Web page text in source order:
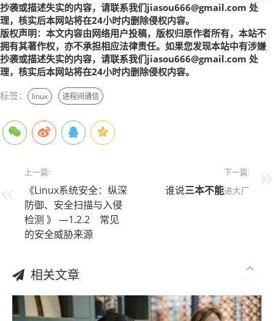
抄袭或描述失实的内容，请联系我们jiasou666@gmail.com 处
理，核实后本网站将在24小时内删除侵权内容。
版权声明：本文内容由网络用户投稿，版权归原作者所有，本站不
拥有其著作权，亦不承担相应法律责任。如果您发现本站中有涉嫌
抄袭或描述失实的内容，请联系我们jiasou666@gmail.com 处
理，核实后本网站将在24小时内删除侵权内容。
标签：
linux 进程间通信
上一篇:
《Linux系统安全：纵深
防御、安全扫描与入侵
检测 》 —1.2.2 常见
的安全威胁来源
下一篇:
谁说三本不能进大厂
相关文章